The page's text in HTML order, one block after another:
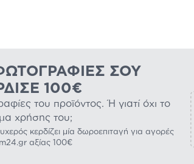
ΣΟΥ
100€
του προϊόντος. Ή γιατί όχι το
χρήσης του;
κερδίζει μία δωροεπιταγή για αγορές
αξίας 100€